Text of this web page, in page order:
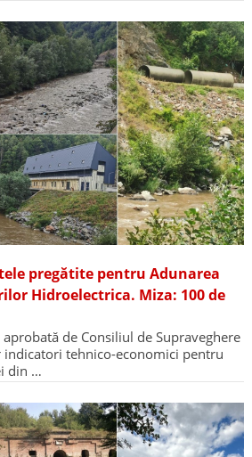
pregătite pentru Adunarea
Hidroelectrica. Miza: 100 de
de Consiliul de Supraveghere
tehnico-economici pentru
din …